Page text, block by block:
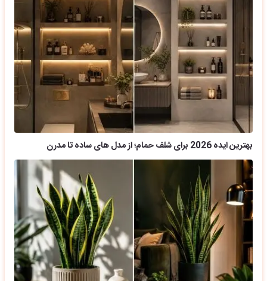
بهترین ایده 2026 برای شلف حمام؛ از مدل های ساده تا مدرن